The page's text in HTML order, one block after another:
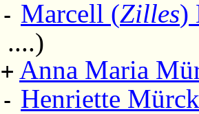
- Marcell (Zilles)
....)
+ Anna Maria
- Henriette